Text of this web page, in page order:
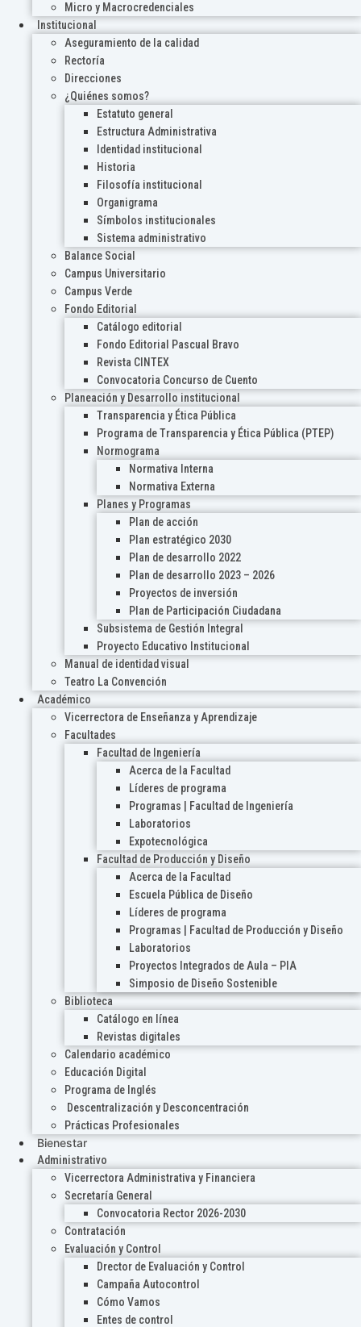
Micro y Macrocredenciales
Institucional
Aseguramiento de la calidad
Rectoría
Direcciones
¿Quiénes somos?
Estatuto general
Estructura Administrativa
Identidad institucional
Historia
Filosofía institucional
Organigrama
Símbolos institucionales
Sistema administrativo
Balance Social
Campus Universitario
Campus Verde
Fondo Editorial
Catálogo editorial
Fondo Editorial Pascual Bravo
Revista CINTEX
Convocatoria Concurso de Cuento
Planeación y Desarrollo institucional
Transparencia y Ética Pública
Programa de Transparencia y Ética Pública (PTEP)
Normograma
Normativa Interna
Normativa Externa
Planes y Programas
Plan de acción
Plan estratégico 2030
Plan de desarrollo 2022
Plan de desarrollo 2023 – 2026
Proyectos de inversión
Plan de Participación Ciudadana
Subsistema de Gestión Integral
Proyecto Educativo Institucional
Manual de identidad visual
Teatro La Convención
Académico
Vicerrectora de Enseñanza y Aprendizaje
Facultades
Facultad de Ingeniería
Acerca de la Facultad
Líderes de programa
Programas | Facultad de Ingeniería
Laboratorios
Expotecnológica
Facultad de Producción y Diseño
Acerca de la Facultad
Escuela Pública de Diseño
Líderes de programa
Programas | Facultad de Producción y Diseño
Laboratorios
Proyectos Integrados de Aula – PIA
Simposio de Diseño Sostenible
Biblioteca
Catálogo en línea
Revistas digitales
Calendario académico
Educación Digital
Programa de Inglés
Descentralización y Desconcentración
Prácticas Profesionales
Bienestar
Administrativo
Vicerrectora Administrativa y Financiera
Secretaría General
Convocatoria Rector 2026-2030
Contratación
Evaluación y Control
Drector de Evaluación y Control
Campaña Autocontrol
Cómo Vamos
Entes de control